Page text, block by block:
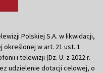
Polskiej S.A. w likwidacji,
określonej w art. 21 ust. 1
i telewizji (Dz. U. z 2022 r.
udzielenie dotacji celowej, o